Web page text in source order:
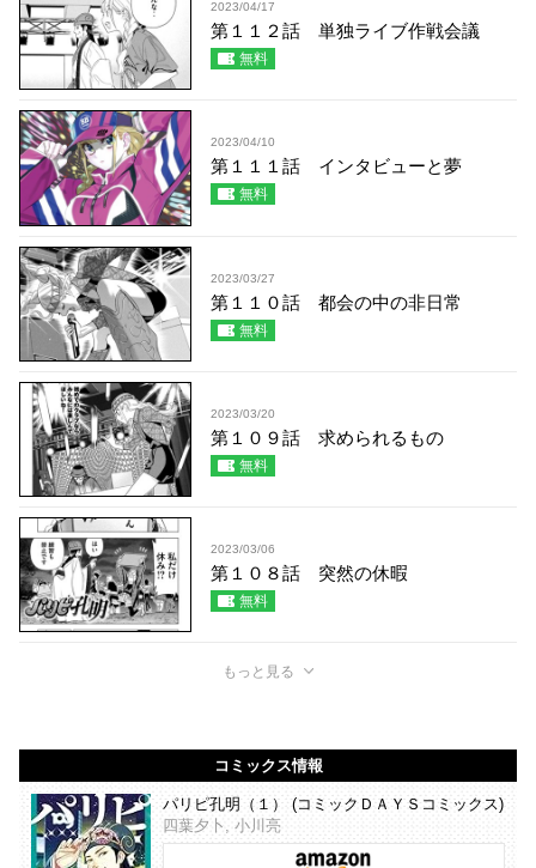
2023/04/17
第１１２話 単独ライブ作戦会議
無料
2023/04/10
第１１１話 インタビューと夢
無料
2023/03/27
第１１０話 都会の中の非日常
無料
2023/03/20
第１０９話 求められるもの
無料
2023/03/06
第１０８話 突然の休暇
無料
もっと見る
コミックス情報
パリピ孔明（１） (コミックＤＡＹＳコミックス)
四葉夕卜, 小川亮